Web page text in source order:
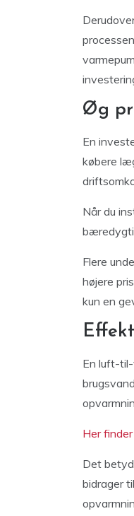
Øg
En
købere
Når du
Flere
højere
kun en
En luft-
Her
Det
bidrager